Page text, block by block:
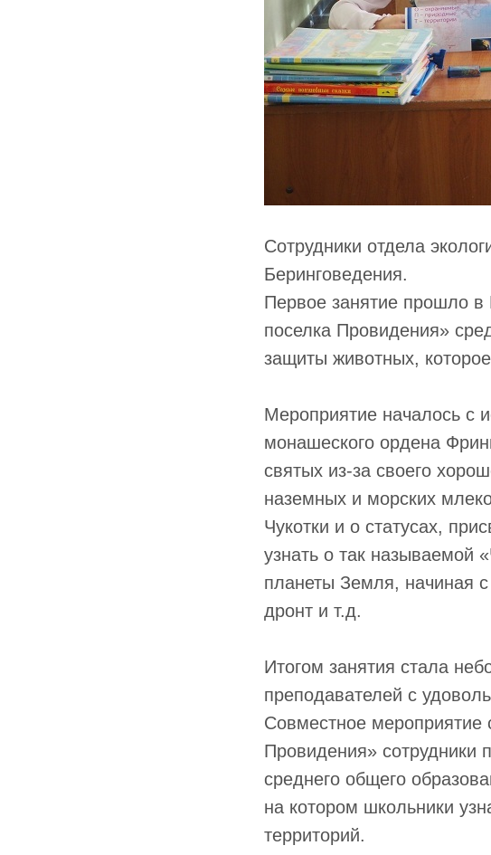
Сотрудники отдела
Беринговедения.
Первое занятие прошло в
поселка Провидения»
защиты животных,
Мероприятие началось с
монашеского ордена
святых из-за своего
наземных и морских
Чукотки и о статусах,
узнать о так называемой
планеты Земля, начиная
дронт и т.д.
Итогом занятия стала
преподавателей с
Совместное
Провидения» сотрудники
среднего общего
на котором школьники
территорий.